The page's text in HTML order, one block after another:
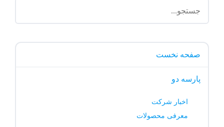
صفحه نخست
پارسه دو
اخبار شرکت
معرفی محصولات